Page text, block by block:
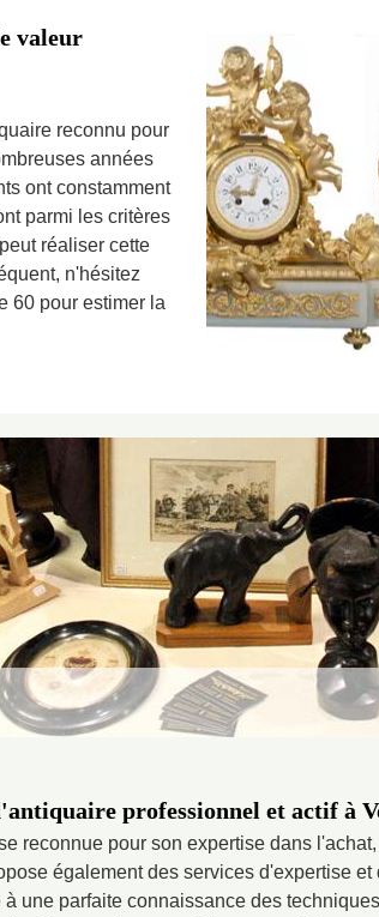
valeur
reconnu pour
années
ont constamment
parmi les critères
réaliser cette
n'hésitez
60 pour estimer la
professionnel et actif à
reconnue pour son expertise dans
également des services d'expertise
une parfaite connaissance des